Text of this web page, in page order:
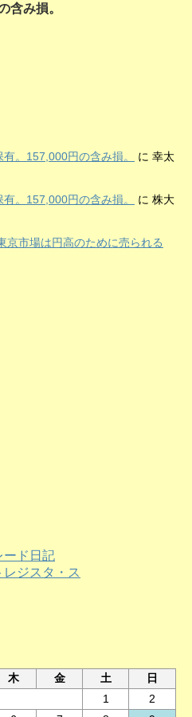
含み損。
。157,000円の含み損。 に 幸太
。157,000円の含み損。
に 株大
京市場は円高のために売られる
ード日記
木 金 土
日
1
2